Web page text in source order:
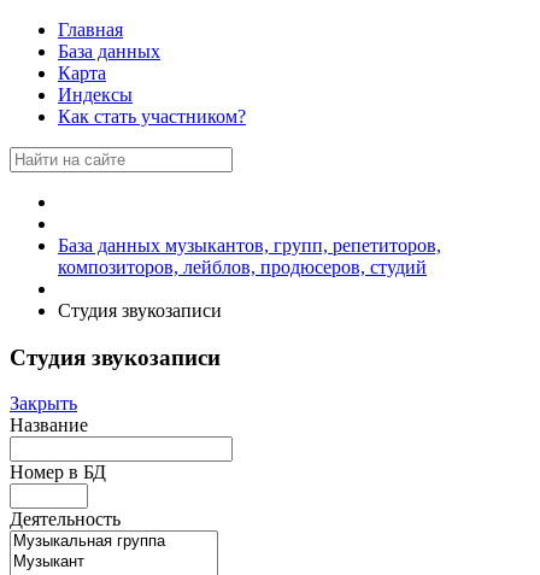
Главная
База данных
Карта
Индексы
Как стать участником?
База данных музыкантов, групп, репетиторов,
композиторов, лейблов, продюсеров, студий
Студия звукозаписи
Студия звукозаписи
Закрыть
Название
Номер в БД
Деятельность